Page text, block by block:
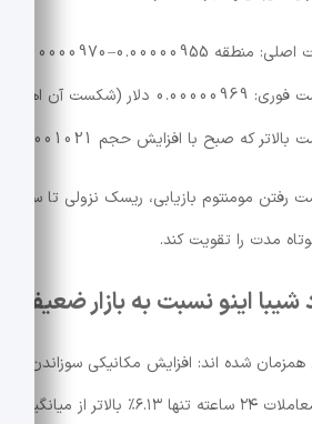
0.00000955–0.00000970 دلار
اهداف 0.00000975–0.00000980 را ممکن می سازد)
که صبح با افزایش حجم 0.00001021 دلار تأیید شد
مدت را تقویت کند.
شیبا اینو نسبت به بازار ضعیف
شده اند: افزایش مکانیکی سوزاندن
نهادی قابل توجهی مشاهده نشده است.